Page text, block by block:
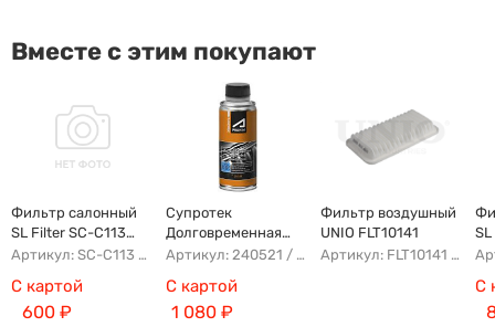
Вместе с этим покупают
Фильтр салонный
SL Filter SC-C113
(AG779CF)
Артикул: SC-C113 AFW1107 8104400XKZ96A AG779CF
С картой
600 ₽
Супротек
Долговременная
Промывка
Артикул: 240521 / 122929
С картой
1 080₽
Фильтр воздушный
UNIO FLT10141
Артикул: FLT10141 AFAD087 AG302ECO AP142/3
С